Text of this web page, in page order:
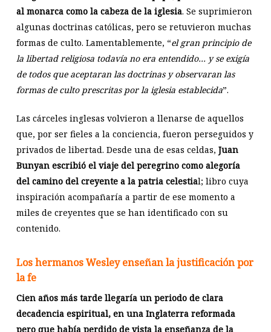
al monarca como la cabeza de la iglesia. Se suprimieron
algunas doctrinas católicas, pero se retuvieron muchas
formas de culto. Lamentablemente, “el gran principio de
la libertad religiosa todavía no era entendido… y se exigía
de todos que aceptaran las doctrinas y observaran las
formas de culto prescritas por la iglesia establecida”.
Las cárceles inglesas volvieron a llenarse de aquellos
que, por ser fieles a la conciencia, fueron perseguidos y
privados de libertad. Desde una de esas celdas, Juan
Bunyan escribió el viaje del peregrino como alegoría
del camino del creyente a la patria celestial; libro cuya
inspiración acompañaría a partir de ese momento a
miles de creyentes que se han identificado con su
contenido.
Los hermanos Wesley enseñan la justificación por
la fe
Cien años más tarde llegaría un periodo de clara
decadencia espiritual, en una Inglaterra reformada
pero que había perdido de vista la enseñanza de la